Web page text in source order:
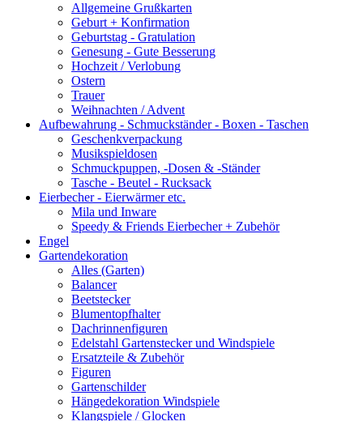
Allgemeine Grußkarten
Geburt + Konfirmation
Geburtstag - Gratulation
Genesung - Gute Besserung
Hochzeit / Verlobung
Ostern
Trauer
Weihnachten / Advent
Aufbewahrung - Schmuckständer - Boxen - Taschen
Geschenkverpackung
Musikspieldosen
Schmuckpuppen, -Dosen & -Ständer
Tasche - Beutel - Rucksack
Eierbecher - Eierwärmer etc.
Mila und Inware
Speedy & Friends Eierbecher + Zubehör
Engel
Gartendekoration
Alles (Garten)
Balancer
Beetstecker
Blumentopfhalter
Dachrinnenfiguren
Edelstahl Gartenstecker und Windspiele
Ersatzteile & Zubehör
Figuren
Gartenschilder
Hängedekoration Windspiele
Klangspiele / Glocken